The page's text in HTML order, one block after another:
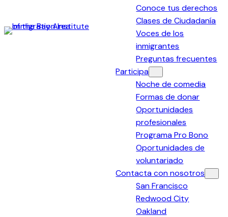
Immigration
Conoce tus derechos
Clases de Ciudadanía
Voces de los
inmigrantes
Preguntas frecuentes
Participa
Noche de comedia
Formas de donar
Oportunidades
profesionales
Programa Pro Bono
Oportunidades de
voluntariado
Contacta con nosotros
San Francisco
Redwood City
Oakland